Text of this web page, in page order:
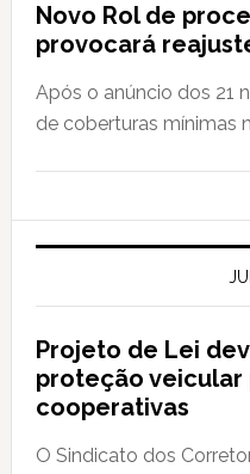
Novo Rol de
provocará
Após o anúncio dos 21
de coberturas mínimas
Projeto de Lei
proteção veicular
cooperativas
O Sindicato dos